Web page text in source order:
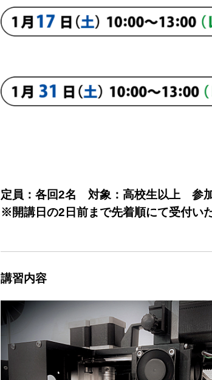
定員：各回2名 対象：高校生以上 参
※開講日の2日前まで先着順にて受付い
講習内容